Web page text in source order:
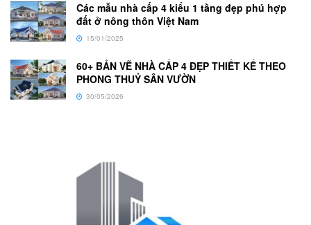
Các mẫu nhà cấp 4 kiểu 1 tầng đẹp phú hợp
đất ở nông thôn Việt Nam
15/01/2025
60+ BẢN VẼ NHÀ CẤP 4 ĐẸP THIẾT KẾ THEO
PHONG THUỶ SÂN VƯỜN
30/05/2026